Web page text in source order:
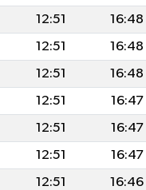
12:51 16:48
12:51 16:48
12:51 16:48
12:51 16:47
12:51 16:47
12:51 16:47
12:51 16:46